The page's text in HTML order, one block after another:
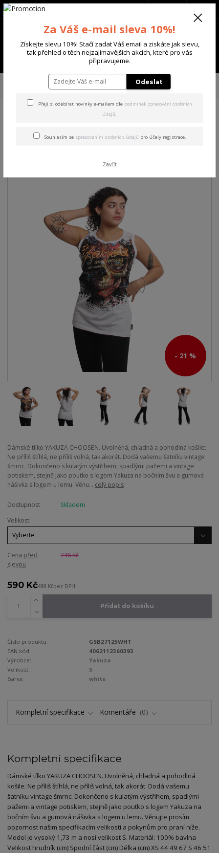
Menu
+420 702 136 620
TRIČKA & TÍLKA
Yakuza dámské tílko Choosen Urban
Urban Tank Shirt
- 21 %
Dámské tílko YAKUZA CHOOSEN. Uvolněná, chladná a pohodlná košile:
Ne příliš štíhlá, ne příliš volná, tak akorát. Dodá vašemu šatníku vintage
šmrnc. Dokončeno s kulatým výstřihem, spadlými pažemi a vintage
potiskem, stejně jako poutko s logem Yakuza na bočním švu a gumová
nášivka s logem u lemu. Věnu... celý popis
Dostupnost
Skladem
Velikost
Cena před
slevou
748 Kč
590 Kč488 Kčbez DPH
Přidat do košíku
Číslo produktu:
GSB27125WHT
EAN kód:
4062112360393
Výrobce:
Yakuza
Velikost:
S
Barva:
white
Kompletní specifikace Komentáře 0
Kompletní specifikace
Dámské tílko YAKUZA CHOOSEN. Uvolněná, chladná a pohodlná
košile: Ne příliš štíhlá, ne příliš volná, tak akorát. Dodá vašemu
šatníku vintage šmrnc. Dokončeno s kulatým výstřihem, spadlými
pažemi a vintage potiskem, stejně jako poutko s logem Yakuza na
bočním švu a gumová nášivka s logem u lemu. Věnujte prosím
pozornost našim specifikacím velikosti a pokynům pro praní níže.
Model je vysoký 1,73 m a nosí velikost S. Materiál: 100% bavlna
Velikost hrudník (cm) Spodní část (cm) Délka (cm) XS 44 49 67 S 46 51
Za Váš e-mail sleva 10%!
Získejte slevu 10%! Stačí zadat Váš email a ziskáte jak slevu,
tak přehled o těch nejzajímavějších akcích, které pro vás
připravujeme.
Odeslat
Přeji si odebírat novinky e-mailem dle podmínek zpracování osobních
údajů.
Souhlasím se zpracováním osobních údajů pro účely registrace.
Zavřít